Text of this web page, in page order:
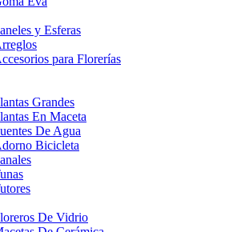
y Esferas
para Florerías
Grandes
En Maceta
De Agua
Bicicleta
De Vidrio